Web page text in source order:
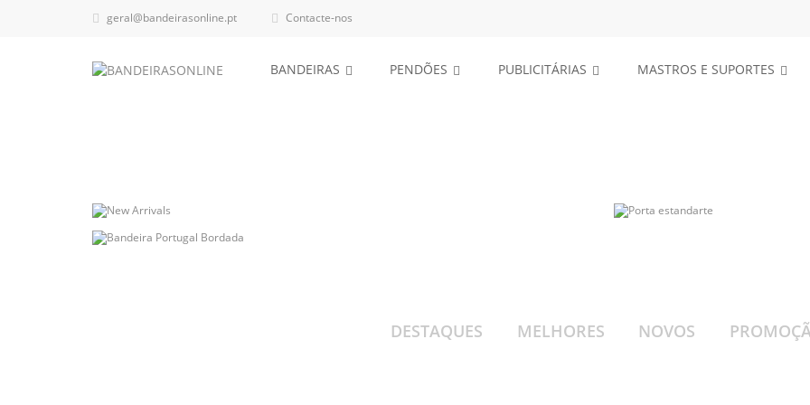
 geral@bandeirasonline.pt  Contacte-nos
BANDEIRAS PENDÕES PUBLICITÁRIAS MASTROS E SUPORTES
Porta
DESTAQUES MELHORES NOVOS